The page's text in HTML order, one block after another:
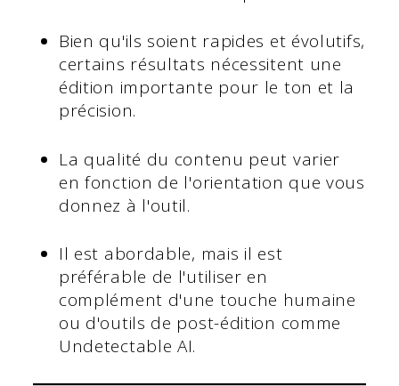
Bien qu'ils soient rapides et évolutifs,
certains résultats nécessitent une
édition importante pour le ton et la
précision.
La qualité du contenu peut varier
en fonction de l'orientation que vous
donnez à l'outil.
Il est abordable, mais il est
préférable de l'utiliser en
complément d'une touche humaine
ou d'outils de post-édition comme
Undetectable AI.